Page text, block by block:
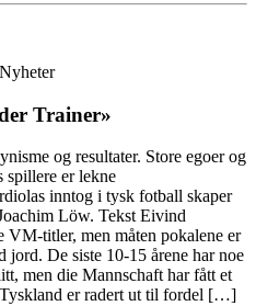
Nyheter
Trainer»
og resultater. Store egoer og
spillere er lekne
inntog i tysk fotball skaper
Löw. Tekst Eivind
VM-titler, men måten pokalene er
De siste 10-15 årene har noe
men die Mannschaft har fått et
er radert ut til fordel […]